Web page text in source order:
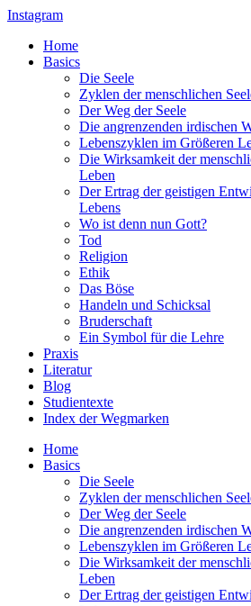
Instagram
Home
Basics
Die Seele
Zyklen der menschlichen
Der Weg der Seele
Die angrenzenden irdischen
Lebenszyklen im Größeren
Die Wirksamkeit der
Leben
Der Ertrag der geistigen
Lebens
Wo ist denn nun Gott?
Tod
Religion
Ethik
Das Böse
Handeln und Schicksal
Bruderschaft
Ein Symbol für die Lehre
Praxis
Literatur
Blog
Studientexte
Index der Wegmarken
Home
Basics
Die Seele
Zyklen der menschlichen
Der Weg der Seele
Die angrenzenden irdischen
Lebenszyklen im Größeren
Die Wirksamkeit der
Leben
Der Ertrag der geistigen